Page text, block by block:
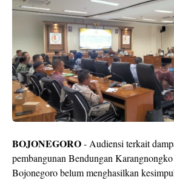
BOJONEGORO- Audiensi terkait
pembangunan Bendungan
Bojonegoro belum menghasilkan